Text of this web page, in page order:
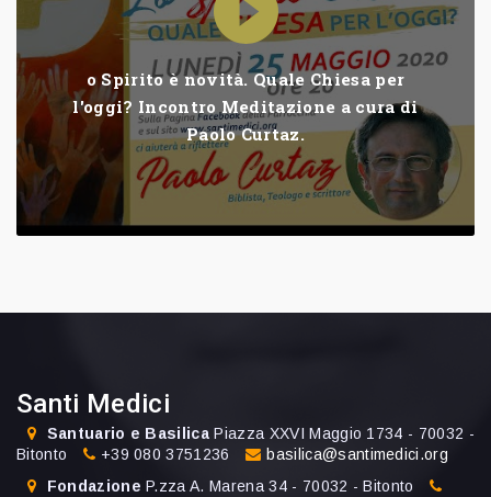
o Spirito è novità. Quale Chiesa per
l'oggi? Incontro Meditazione a cura di
Paolo Curtaz.
Santi Medici
Santuario e Basilica Piazza XXVI Maggio 1734 - 70032 -
Bitonto
+39 080 3751236
basilica@santimedici.org
Fondazione P.zza A. Marena 34 - 70032 - Bitonto